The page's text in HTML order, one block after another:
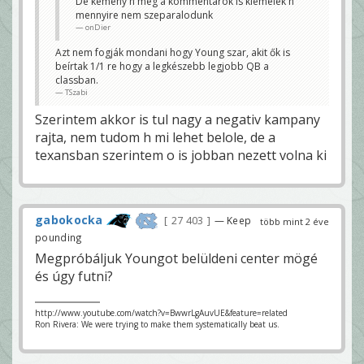
mennyire nem szeparalodunk
onDier
Azt nem fogják mondani hogy Young szar, akit ők is
beírtak 1/1 re hogy a legkészebb legjobb QB a
classban.
TSzabi
Szerintem akkor is tul nagy a negativ kampany
rajta, nem tudom h mi lehet belole, de a
texansban szerintem o is jobban nezett volna ki
több mint 2 éve
gabokocka 27 403
— Keep
pounding
Megpróbáljuk Youngot belüldeni center mögé
és úgy futni?
http://www.youtube.com/watch?v=BwwrLgAuvUE&feature=related
Ron Rivera: We were trying to make them systematically beat us.